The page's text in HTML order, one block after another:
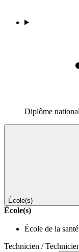
Diplôme national
École(s)
École(s)
École de la santé
Technicien /